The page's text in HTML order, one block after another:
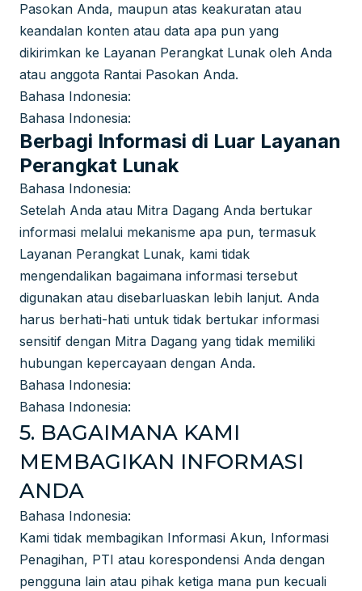
Pasokan Anda, maupun atas keakuratan atau
keandalan konten atau data apa pun yang
dikirimkan ke Layanan Perangkat Lunak oleh Anda
atau anggota Rantai Pasokan Anda.
Bahasa Indonesia:
Bahasa Indonesia:
Berbagi Informasi di Luar Layanan
Perangkat Lunak
Bahasa Indonesia:
Setelah Anda atau Mitra Dagang Anda bertukar
informasi melalui mekanisme apa pun, termasuk
Layanan Perangkat Lunak, kami tidak
mengendalikan bagaimana informasi tersebut
digunakan atau disebarluaskan lebih lanjut. Anda
harus berhati-hati untuk tidak bertukar informasi
sensitif dengan Mitra Dagang yang tidak memiliki
hubungan kepercayaan dengan Anda.
Bahasa Indonesia:
Bahasa Indonesia:
5. BAGAIMANA KAMI
MEMBAGIKAN INFORMASI
ANDA
Bahasa Indonesia:
Kami tidak membagikan Informasi Akun, Informasi
Penagihan, PTI atau korespondensi Anda dengan
pengguna lain atau pihak ketiga mana pun kecuali